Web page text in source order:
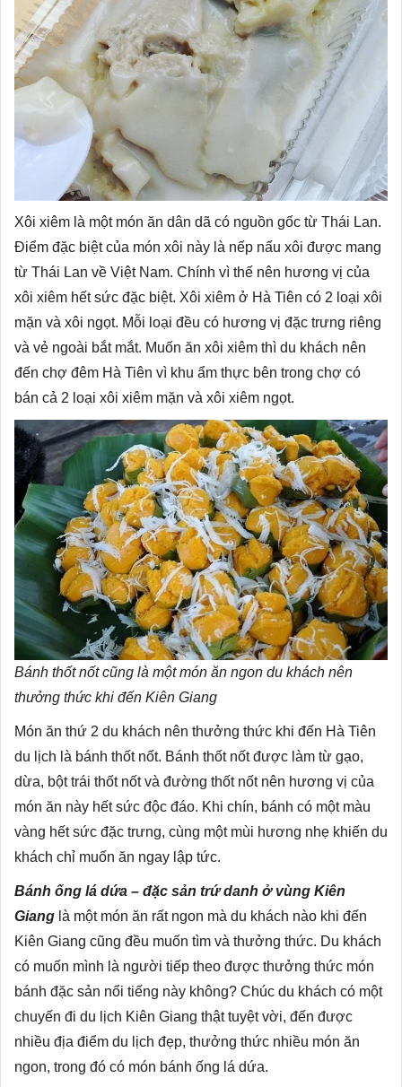
Xôi xiêm là một món ăn dân dã có nguồn gốc từ Thái Lan.
Điểm đặc biệt của món xôi này là nếp nấu xôi được mang
từ Thái Lan về Việt Nam. Chính vì thế nên hương vị của
xôi xiêm hết sức đặc biệt. Xôi xiêm ở Hà Tiên có 2 loại xôi
mặn và xôi ngọt. Mỗi loại đều có hương vị đặc trưng riêng
và vẻ ngoài bắt mắt. Muốn ăn xôi xiêm thì du khách nên
đến chợ đêm Hà Tiên vì khu ẩm thực bên trong chợ có
bán cả 2 loại xôi xiêm mặn và xôi xiêm ngọt.
Bánh thốt nốt cũng là một món ăn ngon du khách nên
thưởng thức khi đến Kiên Giang
Món ăn thứ 2 du khách nên thưởng thức khi đến Hà Tiên
du lịch là bánh thốt nốt. Bánh thốt nốt được làm từ gạo,
dừa, bột trái thốt nốt và đường thốt nốt nên hương vị của
món ăn này hết sức độc đáo. Khi chín, bánh có một màu
vàng hết sức đặc trưng, cùng một mùi hương nhẹ khiến du
khách chỉ muốn ăn ngay lập tức.
Bánh ống lá dứa – đặc sản trứ danh ở vùng Kiên
Giang là một món ăn rất ngon mà du khách nào khi đến
Kiên Giang cũng đều muốn tìm và thưởng thức. Du khách
có muốn mình là người tiếp theo được thưởng thức món
bánh đặc sản nổi tiếng này không? Chúc du khách có một
chuyến đi du lịch Kiên Giang thật tuyệt vời, đến được
nhiều địa điểm du lịch đẹp, thưởng thức nhiều món ăn
ngon, trong đó có món bánh ống lá dứa.